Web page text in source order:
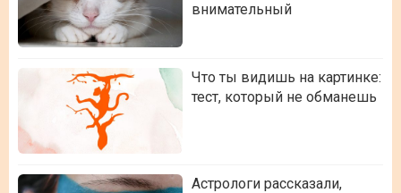
внимательный
Что ты видишь на картинке:
тест, который не обманешь
Астрологи рассказали,